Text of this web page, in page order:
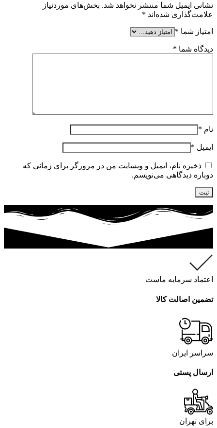
نشانی ایمیل شما منتشر نخواهد شد. بخش‌های موردنیاز
علامت‌گذاری شده‌اند *
امتیاز شما *
دیدگاه شما *
نام *
ایمیل *
ذخیره نام، ایمیل و وبسایت من در مرورگر برای زمانی که
دوباره دیدگاهی می‌نویسم.
اعتماد سرمایه ماست
تضمین اصالت کالا
سراسر ایران
ارسال پستی
برای تهران